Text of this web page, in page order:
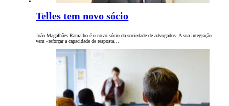
Telles tem novo sócio
João Magalhães Ramalho é o novo sócio da sociedade de advogados. A sua integração
vem «reforçar a capacidade de resposta…